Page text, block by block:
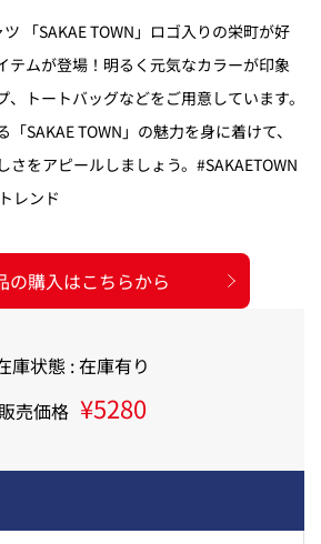
「SAKAE TOWN」ロゴ入りの栄町が好
テムが登場！明るく元気なカラーが印象
トートバッグなどをご用意しています。
SAKAE TOWN」の魅力を身に着けて、
さをアピールしましょう。#SAKAETOWN
レンド
の購入はこちらから
庫状態 : 在庫有り
販売価格 ¥5280